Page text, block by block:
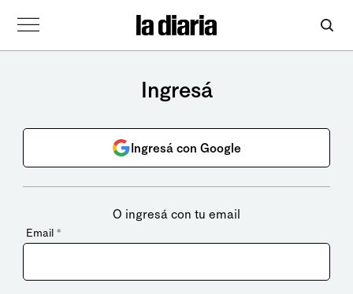
Ingresá
Ingresá con Google
O ingresá con tu email
Email *